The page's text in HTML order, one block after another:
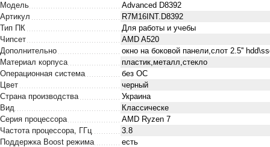
Модель
Advanced D8392
Артикул
R7M16INT.D8392
Тип ПК
Для работы и учебы
Чипсет
AMD A520
Дополнительно
окно на боковой панели,слот 2.5''
Материал корпуса
пластик,металл,стекло
Операционная система
без ОС
Цвет
черный
Страна производства
Украина
Вид
Классическе
Серия процессора
AMD Ryzen 7
Частота процессора, ГГц
3.8
Поддержка Boost режима
есть